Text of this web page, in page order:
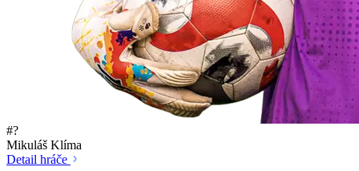
#?
Mikuláš Klíma
Detail hráče